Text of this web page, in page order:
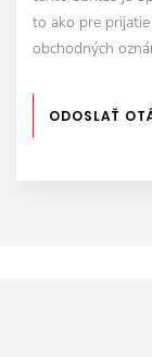
to ako pre
obchodných
ODOSLAŤ